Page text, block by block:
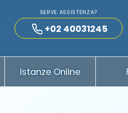
SERVE ASSISTENZA?
+02 40031245
Istanze Online